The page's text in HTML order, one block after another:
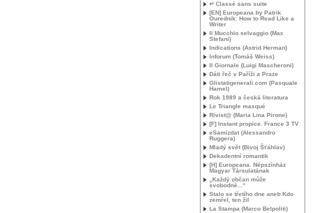
↵ Classé sans suite
[EN] Europeana by Patrik
Ourednik: How to Read Like a
Writer
Il Mucchio selvaggio (Max
Stefani)
Indications (Astrid Herman)
Inforum (Tomáš Weiss)
Il Giornale (Luigi Mascheroni)
Dáti řeč v Paříži a Praze
Glistatigenerali.com (Pasquale
Hamel)
Rok 1989 a česká literatura
Le Triangle masqué
Rivist@ (Maria Lina Pirone)
[F] Instant propice. France 3 TV
eSamizdat (Alessandro
Ruggera)
Mladý svět (Bivoj Šťáhlav)
Dekadentní romantik
[H] Europeana. Népszínház
Magyar Társulatának
„Každý občan může
svobodně...“
Stalo se třetího dne aneb Kdo
zemřel, ten žil
La Stampa (Marco Belpoliti)